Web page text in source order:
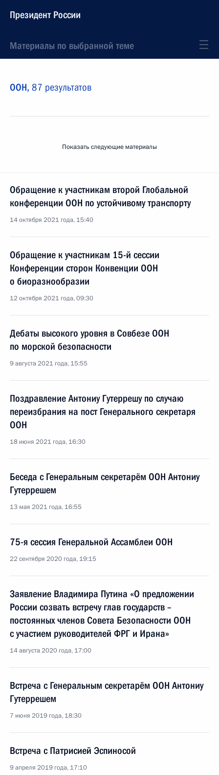
Президент России
Материалы по выбранной теме
ООН, 87 результатов
Показать следующие материалы
Обращение к участникам второй Глобальной
конференции ООН по устойчивому транспорту
14 октября 2021 года, 15:40
Обращение к участникам 15-й сессии
Конференции сторон Конвенции ООН
о биоразнообразии
12 октября 2021 года, 09:30
Дебаты высокого уровня в Совбезе ООН
по морской безопасности
9 августа 2021 года, 15:55
Поздравление Антониу Гутеррешу по случаю
переизбрания на пост Генерального секретаря
ООН
18 июня 2021 года, 16:30
Беседа с Генеральным секретарём ООН Антониу
Гутеррешем
13 мая 2021 года, 16:55
75-я сессия Генеральной Ассамблеи ООН
22 сентября 2020 года, 19:15
Заявление Владимира Путина «О предложении
России созвать встречу глав государств –
постоянных членов Совета Безопасности ООН
с участием руководителей ФРГ и Ирана»
14 августа 2020 года, 17:00
Встреча с Генеральным секретарём ООН Антониу
Гутеррешем
7 июня 2019 года, 18:30
Встреча с Патрисией Эспиносой
9 апреля 2019 года, 17:10